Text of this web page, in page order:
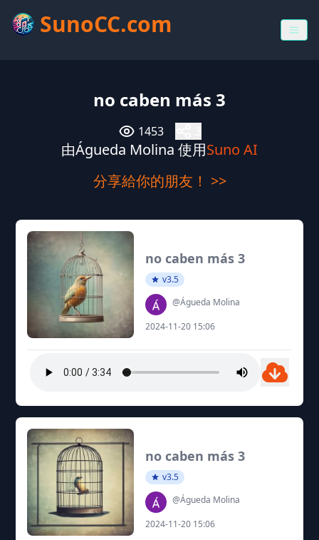
SunoCC.com
no caben más 3
1453
由Águeda Molina 使用Suno AI
分享給你的朋友！ >>
no caben más 3
v3.5
@Águeda Molina
2024-11-20 15:06
no caben más 3
v3.5
@Águeda Molina
2024-11-20 15:06